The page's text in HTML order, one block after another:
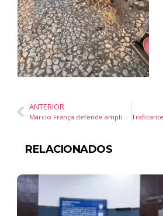
ANTERIOR
Márcio França defende ampliação das exportações por pequenos empreendedores e anuncia incentivos no programa Acredita Exportação
RELACIONADOS